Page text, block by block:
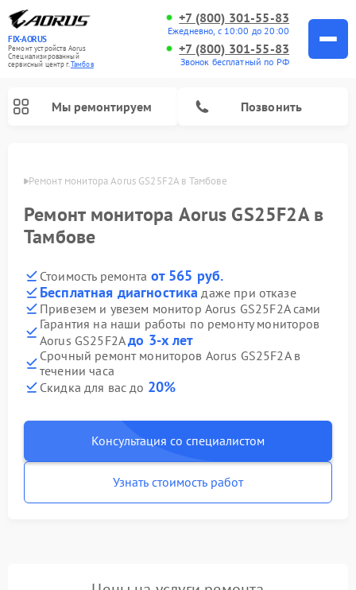
FIX-AORUS
Ремонт устройств Aorus
Специализированный
cервисный центр г.Тамбов
+7 (800) 301-55-83
Ежедневно, с 10:00 до 20:00
+7 (800) 301-55-83
Звонок бесплатный по РФ
Мы ремонтируем Позвонить
Ремонт монитора Aorus GS25F2A в Тамбове
Ремонт монитора Aorus GS25F2A в
Тамбове
Стоимость ремонта от 565 руб.
Бесплатная диагностика даже при отказе
Привезем и увезем монитор Aorus GS25F2A сами
Гарантия на наши работы по ремонту мониторов
Aorus GS25F2Aдо 3-х лет
Срочный ремонт мониторов Aorus GS25F2A в
течении часа
Скидка для вас до 20%
Консультация со специалистом
Узнать стоимость работ